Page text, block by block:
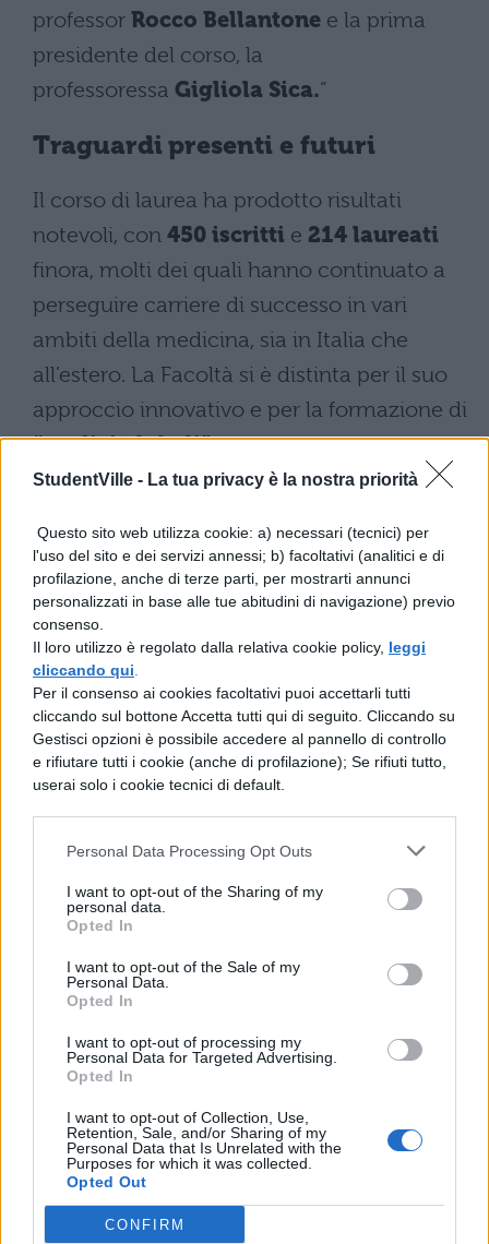
StudentVille - La tua privacy è la nostra priorità
Questo sito web utilizza cookie: a) necessari (tecnici) per
l'uso del sito e dei servizi annessi; b) facoltativi (analitici e di
profilazione, anche di terze parti, per mostrarti annunci
personalizzati in base alle tue abitudini di navigazione) previo
consenso.
Il loro utilizzo è regolato dalla relativa cookie policy, leggi
cliccando qui
Per il consenso ai cookies facoltativi puoi accettarli tutti
cliccando sul bottone Accetta tutti qui di seguito. Cliccando su
Gestisci opzioni è possibile accedere al pannello di controllo
e rifiutare tutti i cookie (anche di profilazione); Se rifiuti tutto,
userai solo i cookie tecnici di default.
Personal Data Processing Opt Outs
I want to opt-out of the Sharing of my
personal data.
Opted In
I want to opt-out of the Sale of my
Personal Data.
Opted In
I want to opt-out of processing my
Personal Data for Targeted Advertising.
Opted In
I want to opt-out of Collection, Use,
Retention, Sale, and/or Sharing of my
Personal Data that Is Unrelated with the
Purposes for which it was collected.
Opted Out
CONFIRM
professor Rocco Bellantone e la prima
presidente del corso, la
professoressa Gigliola Sica.”
Traguardi presenti e futuri
Il corso di laurea ha prodotto risultati
notevoli, con 450 iscritti e 214 laureati
finora, molti dei quali hanno continuato a
perseguire carriere di successo in vari
ambiti della medicina, sia in Italia che
all’estero​​. La Facoltà si è distinta per il suo
approccio innovativo e per la formazione di
“medici globali”, combinando
competenze scientifiche e cliniche con un
Infine, ilprofessor Giovanni Gambassi,
presidente del Corso di Laurea, ha
evidenziato le numerose collaborazioni
internazionali con atenei di prestigio come
la Thomas Jefferson University di
Philadelphia e la Johns Hopkins University,
segnando così l’impegno dell’Università
globale​​.
Ma non finisce qui: la Facoltà di Medicina e
Chirurgia in inglese della Cattolica prevede
grandi innovazioni per il futuro
. Con il
prossimo anno accademico, verrà
ridisegnato, mirato a fornire un’esperienza
completa, ampliando le opportunità di
acquisire abilità cliniche e competenze
mediche. Inoltre, nel 2024 vedrà l’avvio di